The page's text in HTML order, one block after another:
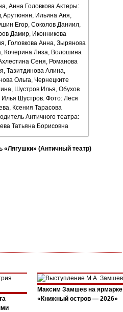
«Лягушки» (Античный театр)
Максим Замшев на ярмарке
«Книжный остров — 2026»